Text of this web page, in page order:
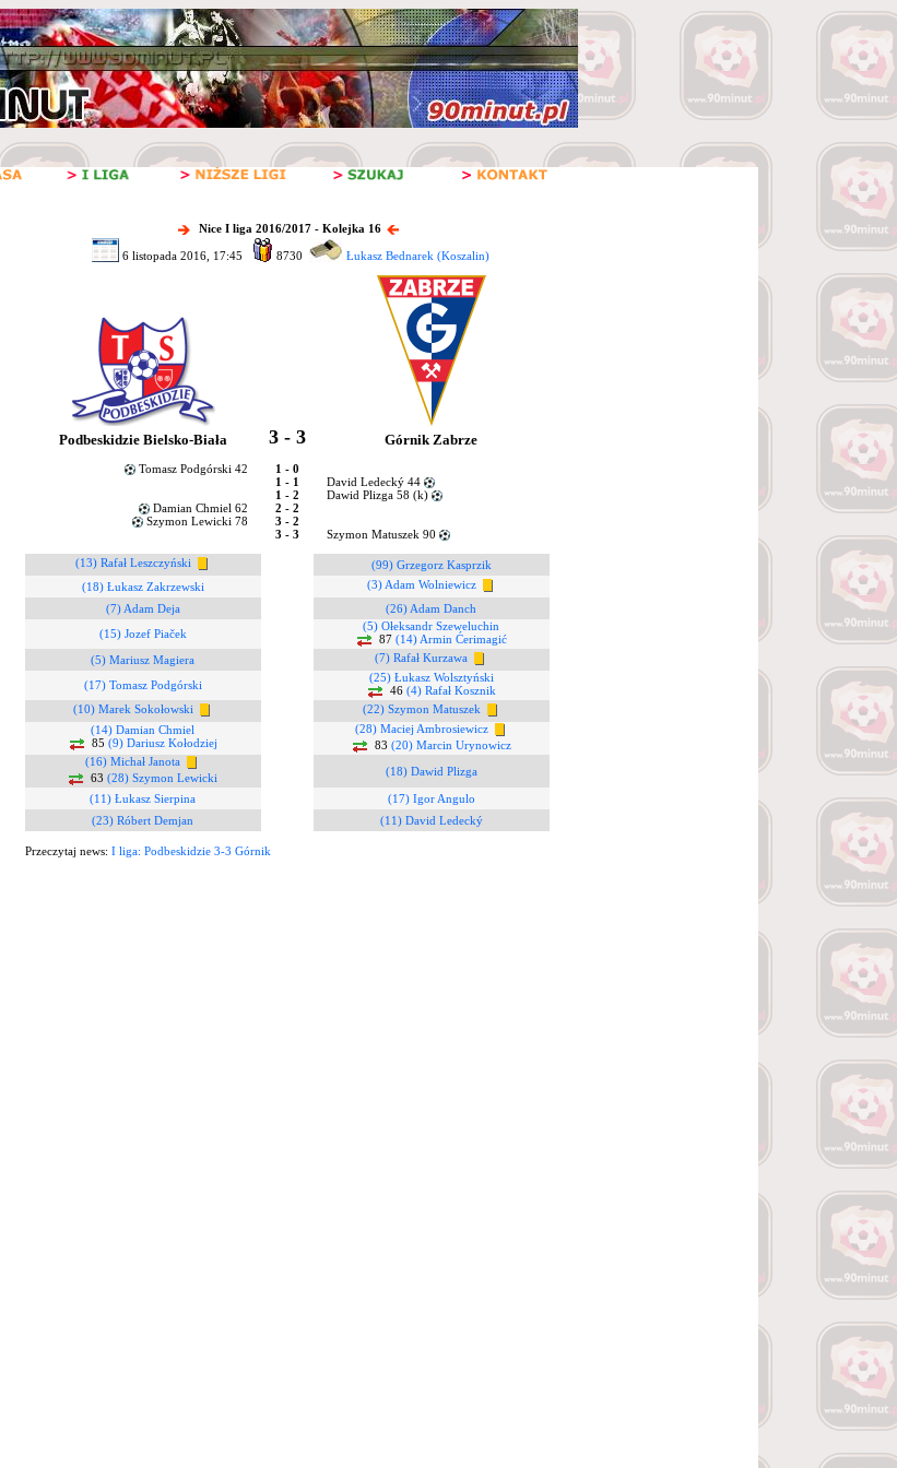
Nice I liga 2016/2017 - Kolejka 16
6 listopada 2016, 17:45 8730 Łukasz Bednarek (Koszalin)
Podbeskidzie Bielsko-Biała 3 - 3 Górnik Zabrze
Tomasz Podgórski 42
1 - 0
1 - 1
David Ledecký 44
1 - 2
Dawid Plizga 58 (k)
Damian Chmiel 62
2 - 2
Szymon Lewicki 78
3 - 2
3 - 3
Szymon Matuszek 90
(13) Rafał Leszczyński
(99) Grzegorz Kasprzik
(18) Łukasz Zakrzewski
(3) Adam Wolniewicz
(7) Adam Deja
(26) Adam Danch
(15) Jozef Piaček
(5) Ołeksandr Szeweluchin
87 (14) Armin Ćerimagić
(5) Mariusz Magiera
(7) Rafał Kurzawa
(17) Tomasz Podgórski
(25) Łukasz Wolsztyński
46 (4) Rafał Kosznik
(10) Marek Sokołowski
(22) Szymon Matuszek
(14) Damian Chmiel
85 (9) Dariusz Kołodziej
(28) Maciej Ambrosiewicz
83 (20) Marcin Urynowicz
(16) Michał Janota
63 (28) Szymon Lewicki
(18) Dawid Plizga
(11) Łukasz Sierpina
(17) Igor Angulo
(23) Róbert Demjan
(11) David Ledecký
Przeczytaj news: I liga: Podbeskidzie 3-3 Górnik